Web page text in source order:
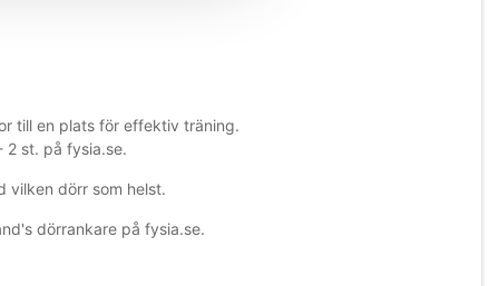
till en plats för effektiv träning.
2 st. på fysia.se.
vilken dörr som helst.
dörrankare på fysia.se.